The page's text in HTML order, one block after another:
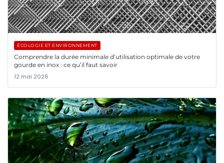
ÉCOLOGIE ET ENVIRONNEMENT
Comprendre la durée minimale d’utilisation optimale de votre
gourde en inox : ce qu’il faut savoir
12 mai 2026